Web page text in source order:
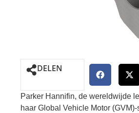
DELEN
Parker Hannifin, de wereldwijde
haar Global Vehicle Motor